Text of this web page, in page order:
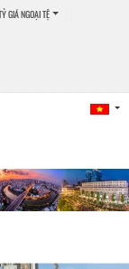
GIÁ NGOẠI TỆ